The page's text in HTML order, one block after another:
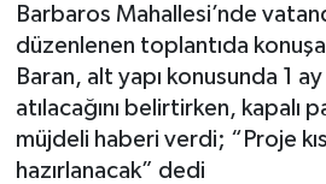
Barbaros Mahallesi’nde
düzenlenen toplantıda
Baran, alt yapı konusunda 1
atılacağını belirtirken, kapalı
müjdeli haberi verdi; “Proje
hazırlanacak” dedi
Süper Lig Puan Durumu ve
Tüm Manşetler
Son Dakika Haberleri